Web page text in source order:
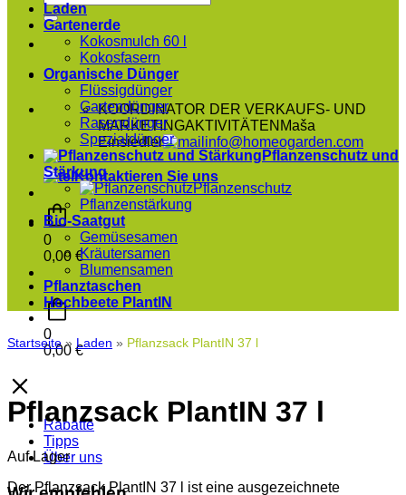
KOORDINATOR DER VERKAUFS- UND
MARKETINGAKTIVITÄTEN Maša
Einsiedler
info@homeogarden.com
Kontaktieren Sie uns
0
0,00 €
0
0,00 €
Rabatte
Tipps
Über uns
Laden
Gartenerde
Kokosmulch 60 l
Kokosfasern
Organische Dünger
Flüssigdünger
Gartendünger
Rasendünger
Spezialdünger
Pflanzenschutz und
Stärkung
Pflanzenschutz
Pflanzenstärkung
Bio-Saatgut
Gemüsesamen
Kräutersamen
Blumensamen
Pflanztaschen
Hochbeete PlantIN
Startseite» Laden » Pflanzsack PlantIN 37 l
Pflanzsack PlantIN 37 l
Auf Lager
Der Pflanzsack PlantIN 37 l ist eine ausgezeichnete